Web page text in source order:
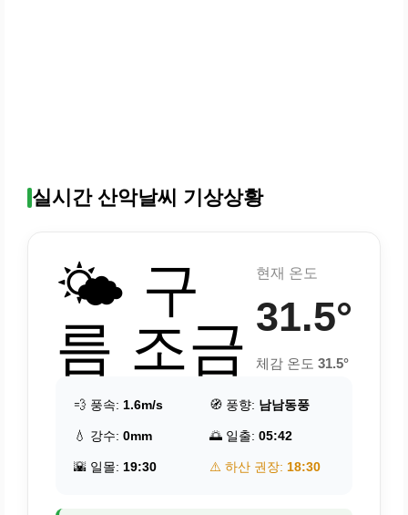
실시간 산악날씨 기상상황
🌤️ 구
름 조금
현재 온도
31.5°
체감 온도 31.5°
💨 풍속: 1.6m/s 🧭 풍향: 남남동풍
💧 강수: 0mm 🌅 일출: 05:42
🌇 일몰: 19:30 ⚠️ 하산 권장: 18:30